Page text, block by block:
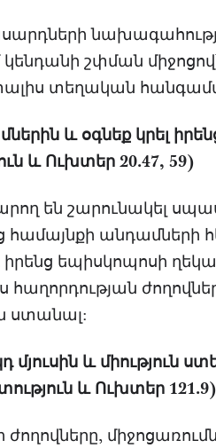
շփման
տալիս տեղական
և օգնեք կրել
և Ուխտեր 20.47, 59)
են շարունակել
համայնքի
եպիսկոպոսի
ստանալ:
մյուսին և միություն
և Ուխտեր 121.9)